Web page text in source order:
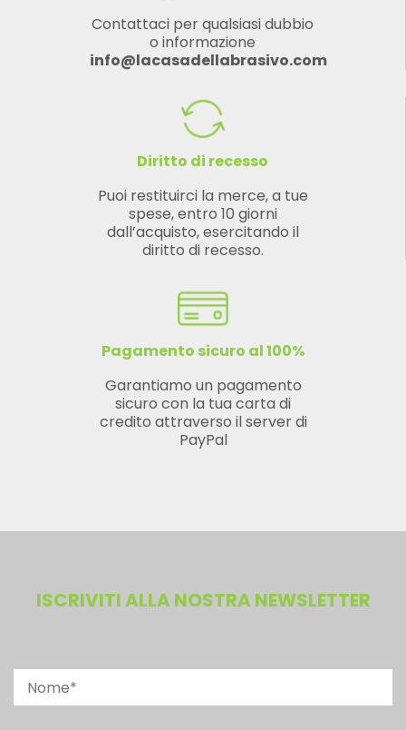
Contattaci per qualsiasi dubbio
o informazione
info@lacasadellabrasivo.com
Diritto di recesso
Puoi restituirci la merce, a tue
spese, entro 10 giorni
dall’acquisto, esercitando il
diritto di recesso.
Pagamento sicuro al 100%
Garantiamo un pagamento
sicuro con la tua carta di
credito attraverso il server di
PayPal
ISCRIVITI ALLA NOSTRA NEWSLETTER